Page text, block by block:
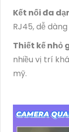
Kết nối đa
RJ45, dễ
Thiết kế nhỏ
nhiều vị trí
mỹ.